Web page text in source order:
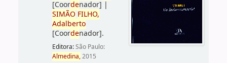
[Coordenador] |
SIMÃO FILHO,
Adalberto
[Coordenador].
Editora:São Paulo:
Almedina,2015